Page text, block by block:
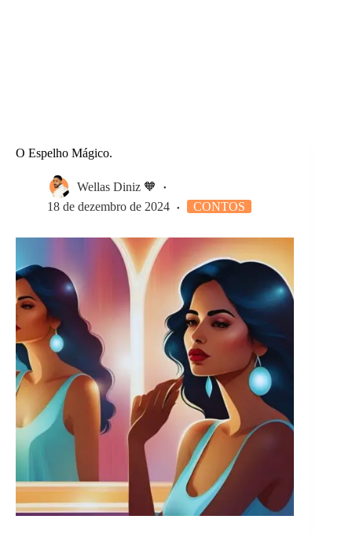
O Espelho Mágico.
Wellas Diniz 🧡
18 de dezembro de 2024
CONTOS